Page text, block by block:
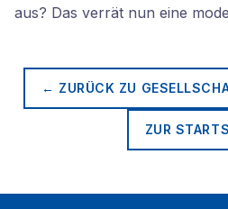
aus? Das verrät nun eine
← ZURÜCK ZU
ZUR